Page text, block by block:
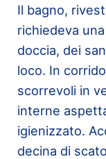
Il bagno,
richiedeva
doccia, dei
loco. In
scorrevoli in
interne
igienizzato.
decina di